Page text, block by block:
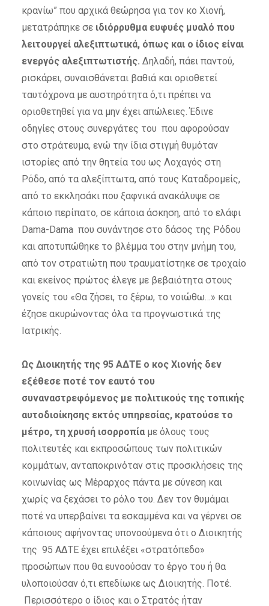
κρανίω” που αρχικά θεώρησα για τον κο Χιονή,
μετατράπηκε σε ιδιόρρυθμα ευφυές μυαλό που
λειτουργεί αλεξιπτωτικά, όπως και ο ίδιος είναι
ενεργός αλεξιπτωτιστής. Δηλαδή, πάει παντού,
ρισκάρει, συναισθάνεται βαθιά και οριοθετεί
ταυτόχρονα με αυστηρότητα ό,τι πρέπει να
οριοθετηθεί για να μην έχει απώλειες. Έδινε
οδηγίες στους συνεργάτες του που αφορούσαν
στο στράτευμα, ενώ την ίδια στιγμή θυμόταν
ιστορίες από την θητεία του ως Λοχαγός στη
Ρόδο, από τα αλεξίπτωτα, από τους Καταδρομείς,
από το εκκλησάκι που ξαφνικά ανακάλυψε σε
κάποιο περίπατο, σε κάποια άσκηση, από το ελάφι
Dama-Dama που συνάντησε στο δάσος της Ρόδου
και αποτυπώθηκε το βλέμμα του στην μνήμη του,
από τον στρατιώτη που τραυματίστηκε σε τροχαίο
και εκείνος πρώτος έλεγε με βεβαιότητα στους
γονείς του «Θα ζήσει, το ξέρω, το νοιώθω…» και
έζησε ακυρώνοντας όλα τα προγνωστικά της
Ιατρικής.
Ως Διοικητής της 95 ΑΔΤΕ ο κος Χιονής δεν
εξέθεσε ποτέ τον εαυτό του
συναναστρεφόμενος με πολιτικούς της τοπικής
αυτοδιοίκησης εκτός υπηρεσίας, κρατούσε το
μέτρο, τη χρυσή ισορροπίαμε όλους τους
πολιτευτές και εκπροσώπους των πολιτικών
κομμάτων, ανταποκρινόταν στις προσκλήσεις της
κοινωνίας ως Μέραρχος πάντα με σύνεση και
χωρίς να ξεχάσει το ρόλο του. Δεν τον θυμάμαι
ποτέ να υπερβαίνει τα εσκαμμένα και να γέρνει σε
κάποιους αφήνοντας υπονοούμενα ότι ο Διοικητής
της 95 ΑΔΤΕ έχει επιλέξει «στρατόπεδο»
προσώπων που θα ευνοούσαν το έργο του ή θα
υλοποιούσαν ό,τι επεδίωκε ως Διοικητής. Ποτέ.
Περισσότερο ο ίδιος και ο Στρατός ήταν